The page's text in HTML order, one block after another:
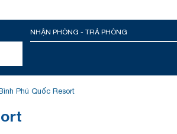
NHẬN PHÒNG - TRẢ PHÒNG
Phú Quốc Resort